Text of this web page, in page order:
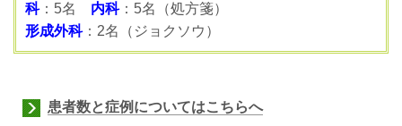
科：5名 内科：5名（処方箋）
形成外科：2名（ジョクソウ）
患者数と症例についてはこちらへ